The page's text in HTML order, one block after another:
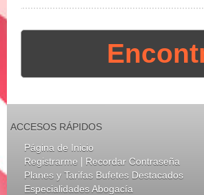
ACCESOS RÁPIDOS
Página de Inicio
Registrarme | Recordar Contraseña
Planes y Tarifas Bufetes Destacados
Especialidades Abogacía